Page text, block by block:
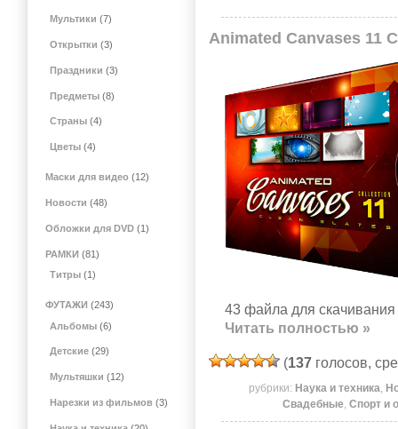
Animated Canvases 11
43 файла для скачивания
Читать полностью »
(137 голосов,
рубрики: Наука и техника,
Свадебные,Спорт и
Мультики (7)
Открытки (3)
Праздники (3)
Предметы (8)
Страны (4)
Цветы (4)
Маски для видео (12)
Новости (48)
Обложки для DVD(1)
РАМКИ (81)
Титры (1)
ФУТАЖИ (243)
Альбомы (6)
Детские (29)
Мультяшки (12)
Нарезки из фильмов (3)